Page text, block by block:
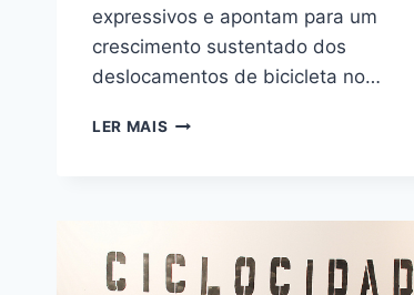
expressivos e apontam para um
crescimento sustentado dos
deslocamentos de bicicleta no…
LER MAIS CONTAGEM
BICICLETA
NA